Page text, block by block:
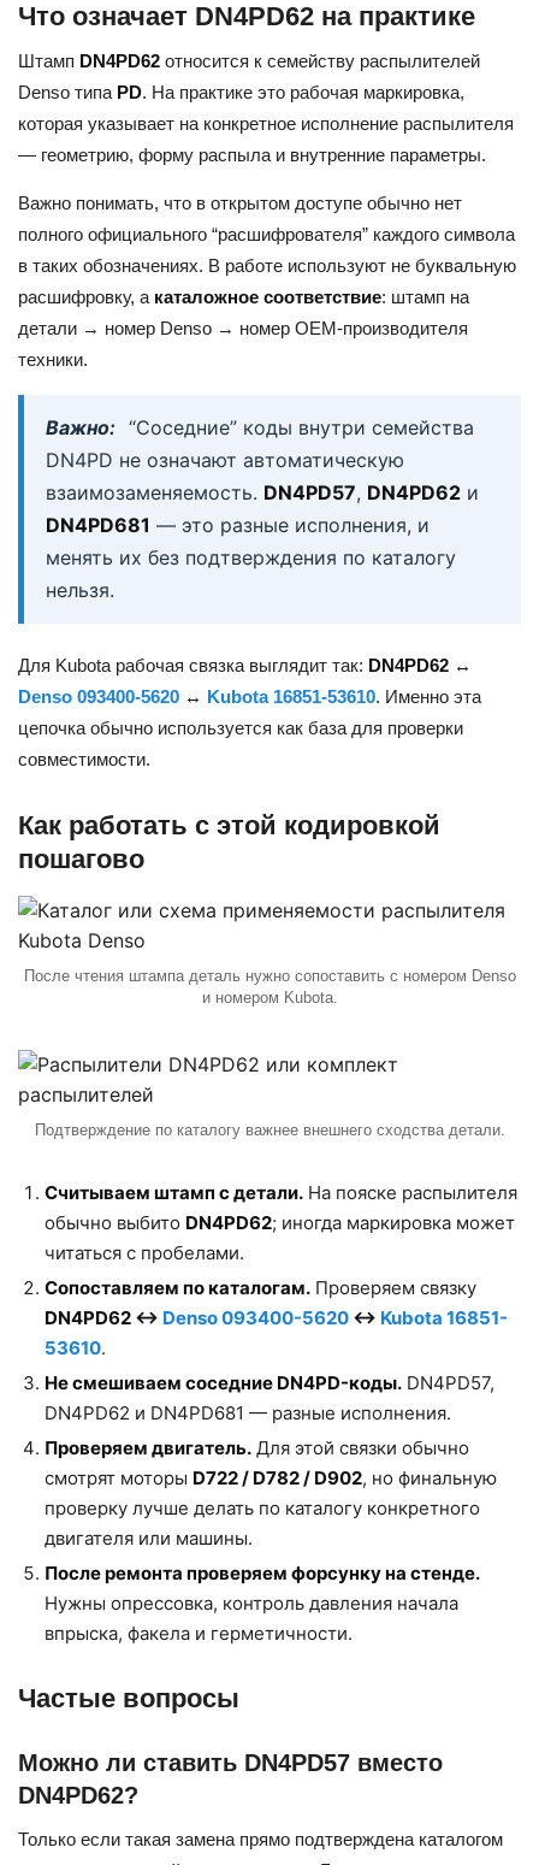
Что означает DN4PD62 на практике
Штамп DN4PD62 относится к семейству распылителей
Denso типа PD. На практике это рабочая маркировка,
которая указывает на конкретное исполнение распылителя
— геометрию, форму распыла и внутренние параметры.
Важно понимать, что в открытом доступе обычно нет
полного официального “расшифрователя” каждого символа
в таких обозначениях. В работе используют не буквальную
расшифровку, а каталожное соответствие: штамп на
детали → номер Denso → номер OEM-производителя
техники.
Важно: “Соседние” коды внутри семейства
DN4PD не означают автоматическую
взаимозаменяемость. DN4PD57, DN4PD62 и
DN4PD681 — это разные исполнения, и
менять их без подтверждения по каталогу
нельзя.
Для Kubota рабочая связка выглядит так: DN4PD62 ↔
Denso 093400-5620 ↔ Kubota 16851-53610. Именно эта
цепочка обычно используется как база для проверки
совместимости.
Как работать с этой кодировкой
пошагово
После чтения штампа деталь нужно сопоставить с номером Denso
и номером Kubota.
Подтверждение по каталогу важнее внешнего сходства детали.
Считываем штамп с детали. На пояске распылителя
обычно выбито DN4PD62; иногда маркировка может
читаться с пробелами.
Сопоставляем по каталогам. Проверяем связку
DN4PD62 ↔ Denso 093400-5620 ↔ Kubota 16851-
53610.
Не смешиваем соседние DN4PD-коды. DN4PD57,
DN4PD62 и DN4PD681 — разные исполнения.
Проверяем двигатель. Для этой связки обычно
смотрят моторы D722 / D782 / D902, но финальную
проверку лучше делать по каталогу конкретного
двигателя или машины.
После ремонта проверяем форсунку на стенде.
Нужны опрессовка, контроль давления начала
впрыска, факела и герметичности.
Частые вопросы
Можно ли ставить DN4PD57 вместо
DN4PD62?
Только если такая замена прямо подтверждена каталогом